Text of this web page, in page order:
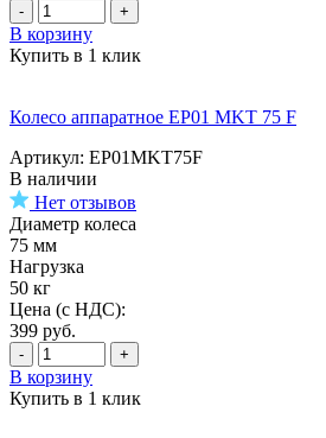
- +
В корзину
Купить в 1 клик
Колесо аппаратное EP01 MKT 75 F
Артикул: EP01MKT75F
В наличии
Нет отзывов
Диаметр колеса
75 мм
Нагрузка
50 кг
Цена (с НДС):
399 руб.
- +
В корзину
Купить в 1 клик